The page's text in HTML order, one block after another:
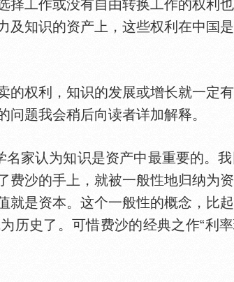
择工作或没有自由转换工作的权利
及知识的资产上，这些权利在中
权利，知识的发展或增长就一定
题我会稍后向读者详加解释。
认为知识是资产中最重要的。我
费沙的手上，就被一般
地归纳为
就是资本。这个一般
的概念，比
历史了。可惜费沙的经典之作“利